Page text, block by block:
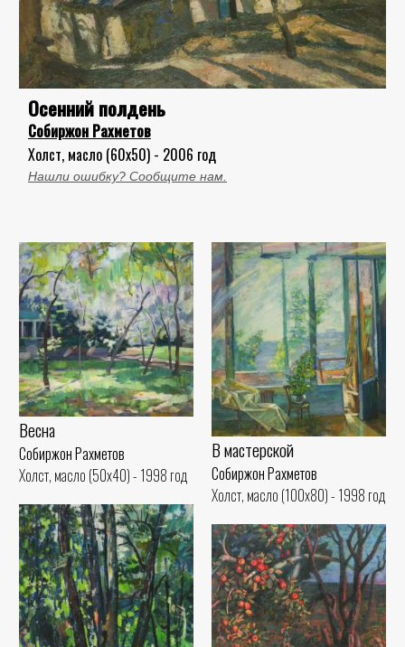
Осенний полдень
Собиржон Рахметов
Холст, масло (60x50) - 2006 год
Нашли ошибку? Сообщите нам.
Весна
Собиржон Рахметов
Холст, масло (50x40) - 1998 год
В мастерской
Собиржон Рахметов
Холст, масло (100x80) - 1998 год